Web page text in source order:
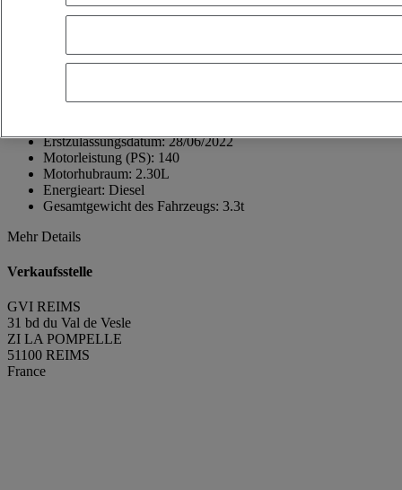
51100 REIMS
GUILLAUME REGUL
Erstzulassungsdatum: 28/06/2022
Motorleistung (PS): 140
Motorhubraum: 2.30L
Energieart: Diesel
Gesamtgewicht des Fahrzeugs: 3.3t
Mehr Details
Verkaufsstelle
GVI REIMS
31 bd du Val de Vesle
ZI LA POMPELLE
51100 REIMS
France